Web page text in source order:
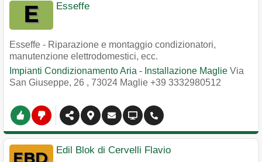
Esseffe
Esseffe - Riparazione e montaggio condizionatori,
manutenzione elettrodomestici, ecc.
Impianti Condizionamento Aria - Installazione Maglie Via
San Giuseppe, 26 , 73024 Maglie +39 3332980512
Edil Blok di Cervelli Flavio